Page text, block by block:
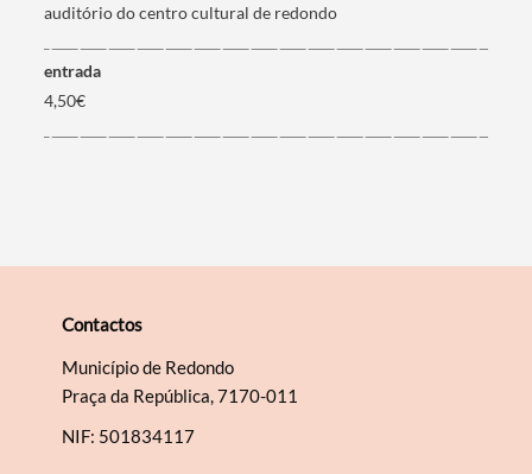
auditório do centro cultural de redondo
entrada
4,50€
Contactos
Município de Redondo
Praça da República, 7170-011
NIF: 501834117